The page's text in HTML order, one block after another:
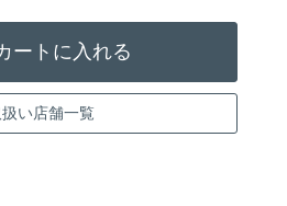
い店舗一覧